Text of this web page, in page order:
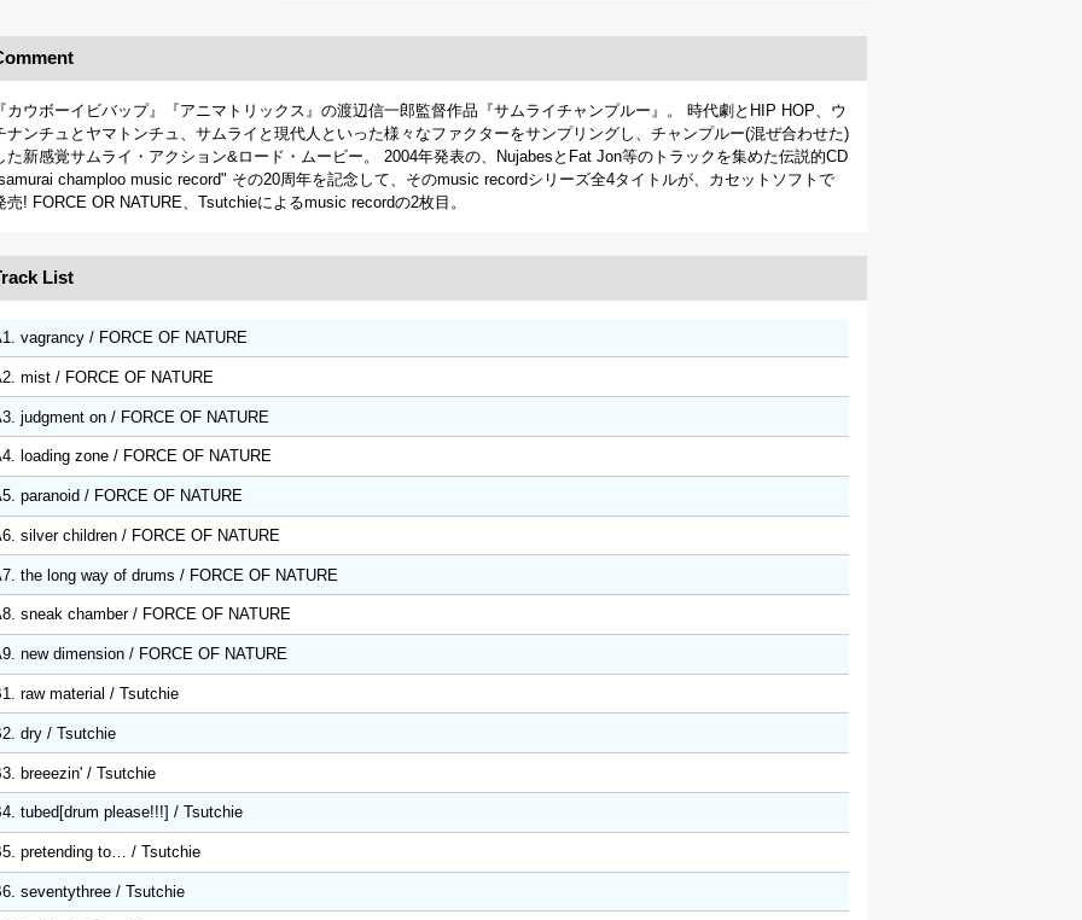
『カウボーイビバップ』『アニマトリックス』の渡辺信一郎監督作品『サムライチャンプルー』。 時代劇とHIP HOP、ウ
ナンチュとヤマトンチュ、サムライと現代人といった様々なファクターをサンプリングし、チャンプルー(混ぜ合わせた)
た新感覚サムライ・アクション&ロード・ムービー。 2004年発表の、NujabesとFat Jon等のトラックを集めた伝説的CD
champloo music record" その20周年を記念して、そのmusic recordシリーズ全4タイトルが、カセットソフトで
売! FORCE OR NATURE、Tsutchieによるmusic recordの2枚目。
List
vagrancy / FORCE OF NATURE
mist / FORCE OF NATURE
judgment on / FORCE OF NATURE
loading zone / FORCE OF NATURE
paranoid / FORCE OF NATURE
silver children / FORCE OF NATURE
the long way of drums / FORCE OF NATURE
sneak chamber / FORCE OF NATURE
new dimension / FORCE OF NATURE
raw material / Tsutchie
dry / Tsutchie
breeezin' / Tsutchie
tubed[drum please!!!] / Tsutchie
pretending to… / Tsutchie
seventythree / Tsutchie